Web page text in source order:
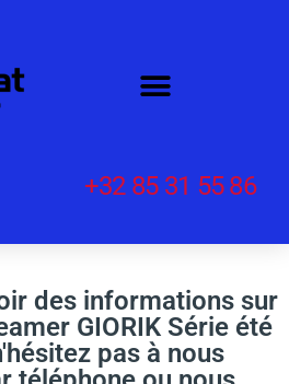
+32 85 31 55 86
des informations sur
GIORIK Série été
pas à nous